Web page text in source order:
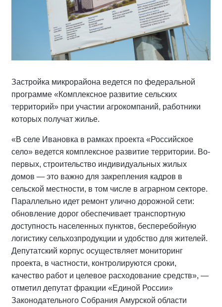
Застройка микрорайона ведется по федеральной
программе «Комплексное развитие сельских
территорий» при участии агрокомпаний, работники
которых получат жилье.
«В селе Ивановка в рамках проекта «Российское
село» ведется комплексное развитие территории. Во-
первых, строительство индивидуальных жилых
домов — это важно для закрепления кадров в
сельской местности, в том числе в аграрном секторе.
Параллельно идет ремонт улично дорожной сети:
обновление дорог обеспечивает транспортную
доступность населенных пунктов, бесперебойную
логистику сельхозпродукции и удобство для жителей.
Депутатский корпус осуществляет мониторинг
проекта, в частности, контролируются сроки,
качество работ и целевое расходование средств», —
отметил депутат фракции «Единой России»
Законодательного Собрания Амурской области